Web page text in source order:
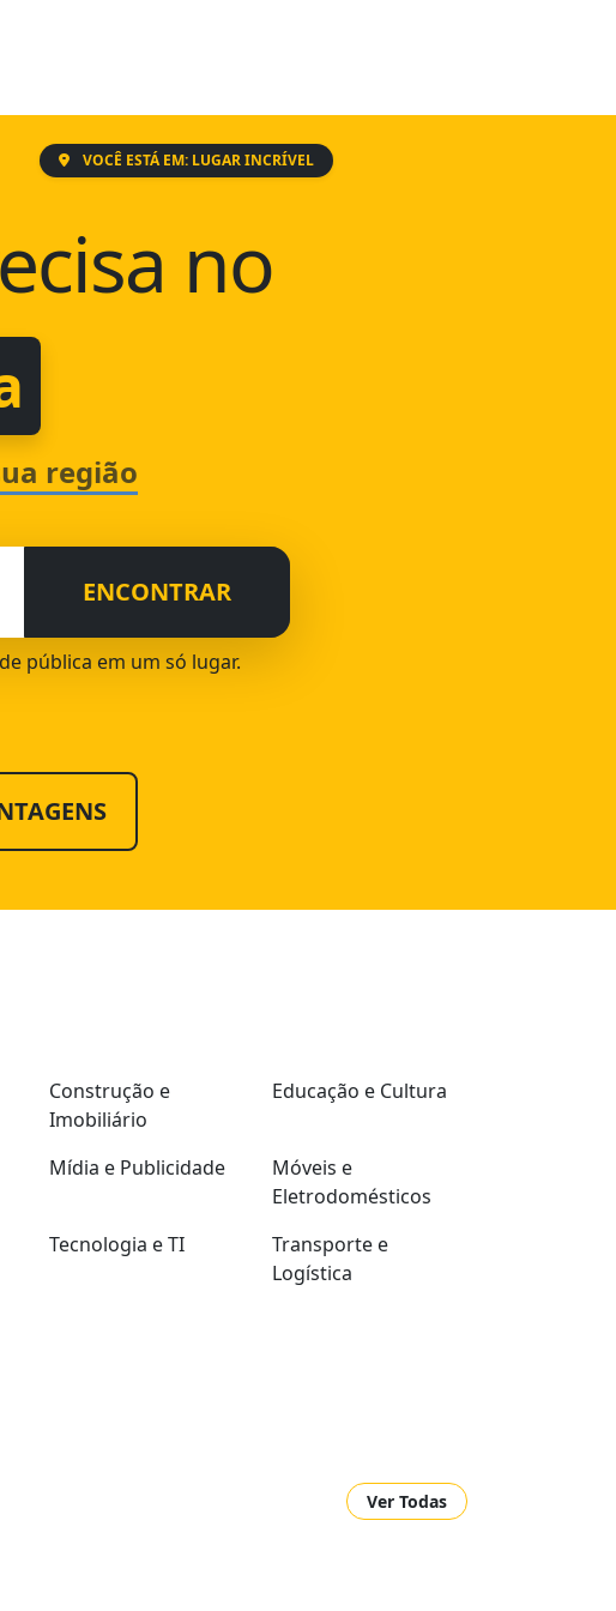
VOCÊ ESTÁ EM: LUGAR INCRÍVEL
no
região
ENCONTRAR
pública em um só lugar.
Construção e
Imobiliário
Educação e Cultura
Mídia e Publicidade
Móveis e
Eletrodomésticos
Tecnologia e TI
Transporte e
Logística
Ver Todas